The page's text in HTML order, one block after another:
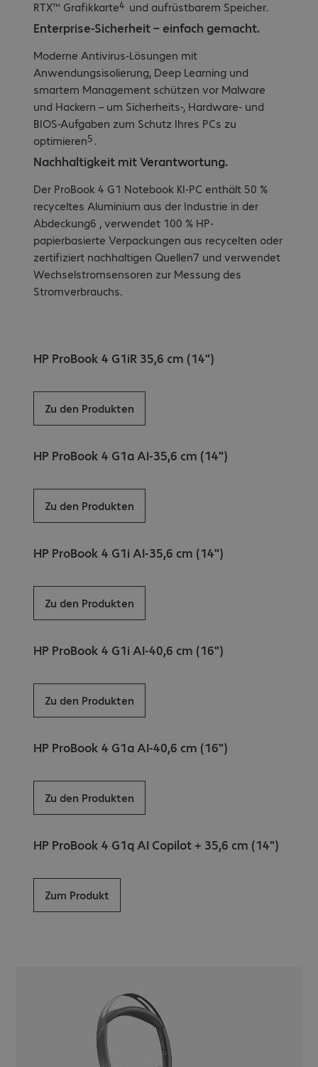
RTX™ Grafikkarte4 und aufrüstbarem Speicher.
Enterprise-Sicherheit – einfach gemacht.
Moderne Antivirus-Lösungen mit
Anwendungsisolierung, Deep Learning und
smartem Management schützen vor Malware
und Hackern – um Sicherheits-, Hardware- und
BIOS-Aufgaben zum Schutz Ihres PCs zu
optimieren5 .
Nachhaltigkeit mit Verantwortung.
Der ProBook 4 G1 Notebook KI-PC enthält 50 %
recyceltes Aluminium aus der Industrie in der
Abdeckung6 , verwendet 100 % HP-
papierbasierte Verpackungen aus recycelten oder
zertifiziert nachhaltigen Quellen7 und verwendet
Wechselstromsensoren zur Messung des
Stromverbrauchs.
HP ProBook 4 G1iR 35,6 cm (14")
Zu den Produkten
HP ProBook 4 G1a AI-35,6 cm (14")
Zu den Produkten
HP ProBook 4 G1i AI-35,6 cm (14")
Zu den Produkten
HP ProBook 4 G1i AI-40,6 cm (16")
Zu den Produkten
HP ProBook 4 G1a AI-40,6 cm (16")
Zu den Produkten
HP ProBook 4 G1q AI Copilot + 35,6 cm (14")
Zum Produkt